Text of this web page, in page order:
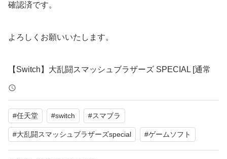
確認済です。
よろしくお願いいたします。
【Switch】大乱闘スマッシュブラザーズ SPECIAL [通常
版]
ブランド：任天堂
ゲームジャンル：アクション
ソフトウェア対象年齢：全年齢対象
パッケージ種類：通常版
#任天堂 #switch #スマブラ
#大乱闘スマッシュブラザーズspecial #ゲームソフト